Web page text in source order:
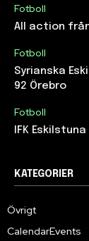
Fotboll
All action
Fotboll
Syrianska
92 Örebro
Fotboll
IFK
KATEGORIER
Övrigt
CalendarEvents